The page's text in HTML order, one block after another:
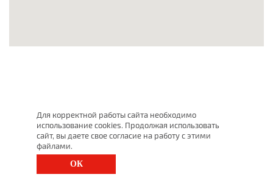
Для корректной работы сайта необходимо
использование cookies. Продолжая использовать
сайт, вы даете свое согласие на работу с этими
файлами.
ОК